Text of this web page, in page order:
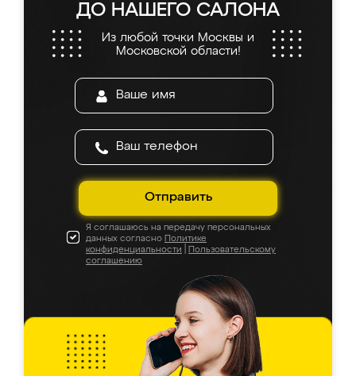
ДО НАШЕГО САЛОНА
Из любой точки Москвы и
Московской области!
Отправить
Я соглашаюсь на передачу персональных
данных согласно Политике
конфиденциальности
Пользовательскому
соглашению